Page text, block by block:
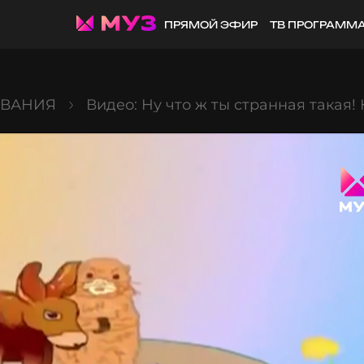
ПРЯМОЙ ЭФИР ТВ
Видео: Ну что ж ты странная